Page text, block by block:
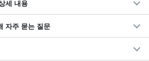
브 SUP/카누 & 스노클링 투어
테 섬에서만 볼 수 있는 대자연을 SUP나 스
보자!
기 참가도 가능하니 부담 없이 참가해 주세
세 내용
자주 묻는 질문